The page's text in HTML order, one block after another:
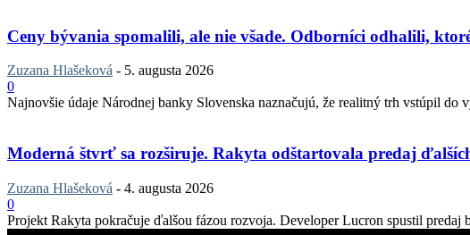
Ceny bývania spomalili, ale nie všade. Odborníci odhalili,
Zuzana Hlašeková - 5. augusta 2026
0
Najnovšie údaje Národnej banky Slovenska naznačujú, že realitný trh vstúpil
Moderná štvrť sa rozširuje. Rakyta odštartovala predaj
Zuzana Hlašeková - 4. augusta 2026
0
Projekt Rakyta pokračuje ďalšou fázou rozvoja. Developer Lucron spustil